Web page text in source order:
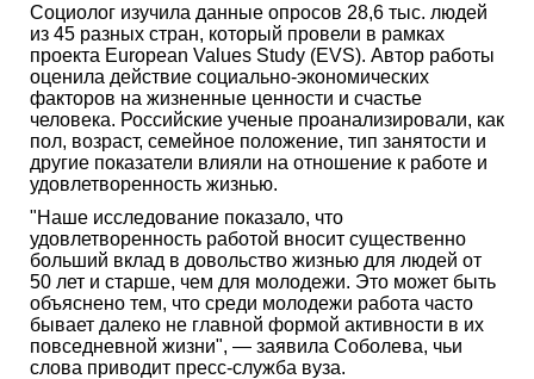
Социолог изучила данные опросов 28,6 тыс. людей
из 45 разных стран, который провели в рамках
проекта European Values Study (EVS). Автор работы
оценила действие социально-экономических
факторов на жизненные ценности и счастье
человека. Российские ученые проанализировали, как
пол, возраст, семейное положение, тип занятости и
другие показатели влияли на отношение к работе и
удовлетворенность жизнью.
"Наше исследование показало, что
удовлетворенность работой вносит существенно
больший вклад в довольство жизнью для людей от
50 лет и старше, чем для молодежи. Это может быть
объяснено тем, что среди молодежи работа часто
бывает далеко не главной формой активности в их
повседневной жизни", — заявила Соболева, чьи
слова приводит пресс-служба вуза.